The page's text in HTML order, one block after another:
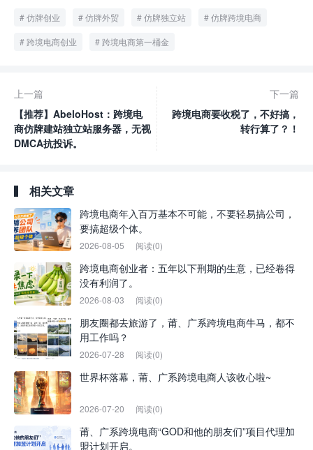
仿牌创业 仿牌外贸 仿牌独立站 仿牌跨境电商
跨境电商创业 跨境电商第一桶金
上一篇
【推荐】AbeloHost：跨境电
商仿牌建站独立站服务器，无视
DMCA抗投诉。
下一篇
跨境电商要收税了，不好搞，
转行算了？！
相关文章
跨境电商年入百万基本不可能，不要轻易搞公司，
要搞超级个体。
2026-08-05 阅读(0)
跨境电商创业者：五年以下刑期的生意，已经卷得
没有利润了。
2026-08-03 阅读(0)
朋友圈都去旅游了，莆、广系跨境电商牛马，都不
用工作吗？
2026-07-28 阅读(0)
世界杯落幕，莆、广系跨境电商人该收心啦~
2026-07-20 阅读(0)
莆、广系跨境电商“GOD和他的朋友们”项目代理加
盟计划开启。